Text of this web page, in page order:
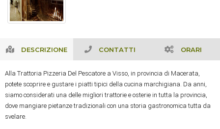
DESCRIZIONE CONTATTI ORARI
Alla Trattoria Pizzeria Del Pescatore a Visso, in provincia di Macerata,
potete scoprire e gustare i piatti tipici della cucina marchigiana. Da anni,
siamo considerati una delle migliori trattorie e osterie in tutta la provincia,
dove mangiare pietanze tradizionali con una storia gastronomica tutta da
svelare.